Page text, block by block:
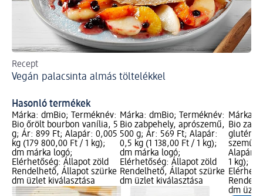
Recept
Vegán palacsinta almás töltelékkel
Hasonló termékek
Márka: dmBio; Terméknév:
Bio őrölt bourbon vanília, 5
g; Ár: 899 Ft; Alapár: 0,005
kg (179 800,00 Ft / 1 kg);
dm márka logó;
Elérhetőség: Állapot zöld
Rendelhető, Állapot szürke
dm üzlet kiválasztása
Márka: dmBio; Terméknév:
Bio zabpehely, aprószemű,
500 g; Ár: 569 Ft; Alapár:
0,5 kg (1 138,00 Ft / 1 kg);
dm márka logó;
Elérhetőség: Állapot zöld
Rendelhető, Állapot szürke
dm üzlet kiválasztása
Márka:
Bio
szemű,
Alapár:
1 kg);
dm